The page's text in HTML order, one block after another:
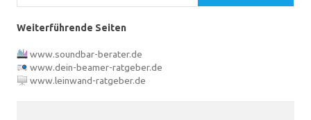
Weiterführende Seiten
www.soundbar-berater.de
www.dein-beamer-ratgeber.de
www.leinwand-ratgeber.de